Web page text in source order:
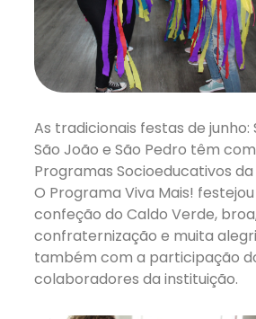
As tradicionais festas de junho:
São João e São Pedro têm
Programas Socioeducativos da
O Programa Viva Mais!
confeção do Caldo Verde,
confraternização e muita
também com a participação
colaboradores da instituição.